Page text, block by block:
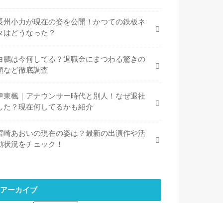
州小力が現在の姿を公開！かつての鉄板ネ
はどうなった？
鵬は今何してる？退職金にまつわる驚きの
など徹底調査
東楓｜アナウンサー時代と別人！なぜ退社
た？現在何してるかも紹介
崎あおいの現在の姿は？最新の出演作や活
状況をチェック！
アーカイブ